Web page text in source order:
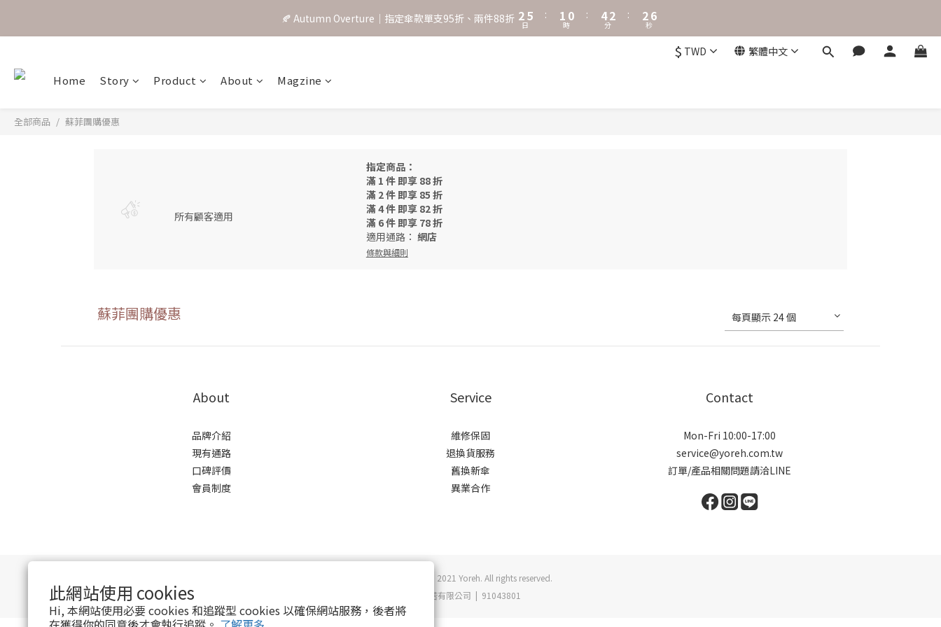
此網站使用 cookies
Hi, 本網站使用必要 cookies 和追蹤型 cookies 以確保網站服務，後者將
˖⋆꙳𝜗𝜚꙳. Shefa 沃野棕4款 全新上市˖⋆꙳𝜗𝜚꙳
🍂 Autumn Overture｜指定傘款單支95折、兩件88折 2
1
5
4
日
:
1
0
0
時
:
4
3
2
1
分
:
2
1
6
5
秒
$ TWD 繁體中文
Home Story Product About Magzine
全部商品 蘇菲團購優惠
所有顧客適用
指定商品：
滿 1 件 即享 88 折
滿 2 件 即享 85 折
滿 4 件 即享 82 折
滿 6 件 即享 78 折
適用通路： 網店
條款與細則
蘇菲團購優惠 每頁顯示 24 個
About
品牌介紹
現有通路
口碑評價
會員制度
Service
維修保固
退換貨服務
舊換新傘
異業合作
Contact
Mon-Fri 10:00-17:00
service@yoreh.com.tw
訂單/產品相關問題請洽LINE
Copyright © 2021 Yoreh. All rights reserved.
悠若有限公司 | 91043801